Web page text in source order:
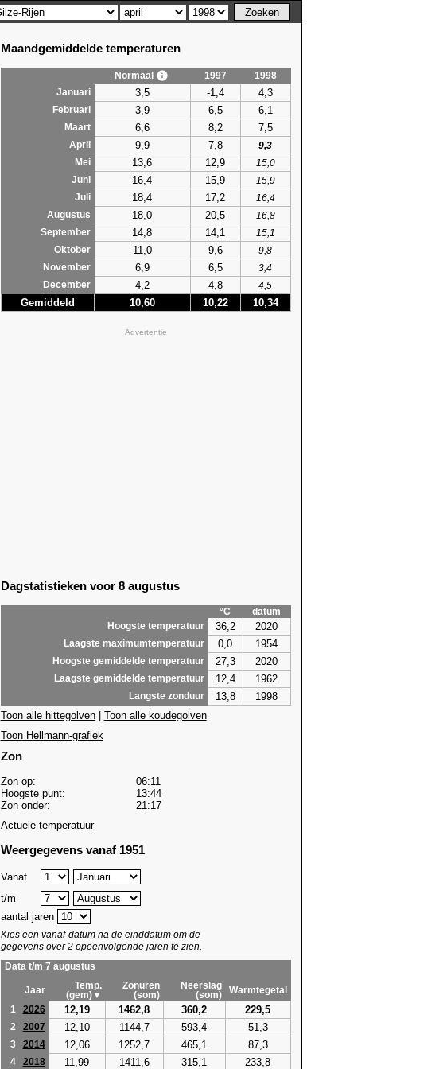
Maandgemiddelde temperaturen
Normaal 1997
1998
Januari
3,5 -1,4 4,3
Februari 3,9 6,5 6,1
Maart 6,6 8,2 7,5
April 9,9 7,8
9,3
Mei
13,6 12,9
15,0
Juni
16,4 15,9
15,9
Juli
18,4 17,2
16,4
Augustus
18,0 20,5
16,8
September
14,8 14,1
15,1
Oktober
11,0 9,6
9,8
November
6,9 6,5
3,4
December
4,2 4,8 4,5
Gemiddeld 10,60 10,22 10,34
Advertentie
Dagstatistieken voor 8 augustus
°C
datum
Hoogste temperatuur
36,2 2020
Laagste maximumtemperatuur 0,0 1954
Hoogste gemiddelde temperatuur 27,3 2020
Laagste gemiddelde temperatuur 12,4 1962
Langste zonduur 13,8
1998
Toon alle hittegolven| Toon alle koudegolven
Toon Hellmann-grafiek
Zon
Zon op:
06:11
Hoogste punt:
13:44
Zon onder:
21:17
Actuele temperatuur
Weergegevens vanaf 1951
Vanaf
t/m
aantal jaren
Kies een vanaf-datum na de einddatum om de
gegevens over 2 opeenvolgende jaren te zien.
Data t/m 7 augustus
Jaar
Temp.
(gem)▼
Zonuren
(som)
Neerslag
(som)
Warmtegetal
1
2026 12,19 1462,8 360,2 229,5
2 2007 12,10 1144,7 593,4 51,3
3 2014 12,06 1252,7 465,1 87,3
4 2018 11,99 1411,6 315,1 233,8